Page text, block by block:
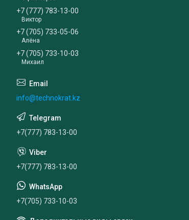
+7 (777) 783-13-00
Виктор
+7 (705) 733-05-06
Алёна
+7 (705) 733-10-03
Михаил
info@technokrat.kz
+7(777) 783-13-00
+7(777) 783-13-00
+7(705) 733-10-03